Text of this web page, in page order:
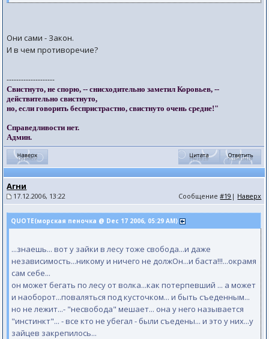
Они сами - Закон.
И в чем противоречие?
--------------------
Свистнуто, не спорю, -- снисходительно заметил Коровьев, --
действительно свистнуто,
но, если говорить беспристрастно, свистнуто очень средне!"
Справедливости нет.
Админ.
Агни
17.12.2006, 13:22 Сообщение#19 | Наверх
QUOTE(морская пеночка @ Dec 17 2006, 05:29 AM)
...знаешь... вот у зайки в лесу тоже свобода...и даже
независимость...никому и ничего не должОн...и баста!!!...окрамя
сам себе...
он может бегать по лесу от волка...как потерпевший ... а может
и наоборот...поваляться под кусточком... и быть съеденным...
но не лежит...- "несвобода" мешает... она у него называется
"инстинкт"... - все кто не убегал - были съедены... и это у них...у
зайцев закрепилось...